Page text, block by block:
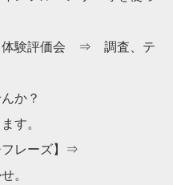
体験評価会 ⇒ 調査、テ
か？
す。
フレーズ】⇒
。